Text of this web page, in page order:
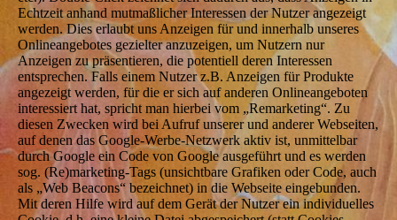
Echtzeit anhand mutmaßlicher Interessen der Nutzer angezeigt
werden. Dies erlaubt uns Anzeigen für und innerhalb unseres
Onlineangebotes gezielter anzuzeigen, um Nutzern nur
Anzeigen zu präsentieren, die potentiell deren Interessen
entsprechen. Falls einem Nutzer z.B. Anzeigen für Produkte
angezeigt werden, für die er sich auf anderen Onlineangeboten
interessiert hat, spricht man hierbei vom „Remarketing“. Zu
diesen Zwecken wird bei Aufruf unserer und anderer Webseiten,
auf denen das Google-Werbe-Netzwerk aktiv ist, unmittelbar
durch Google ein Code von Google ausgeführt und es werden
sog. (Re)marketing-Tags (unsichtbare Grafiken oder Code, auch
als „Web Beacons“ bezeichnet) in die Webseite eingebunden.
Mit deren Hilfe wird auf dem Gerät der Nutzer ein individuelles